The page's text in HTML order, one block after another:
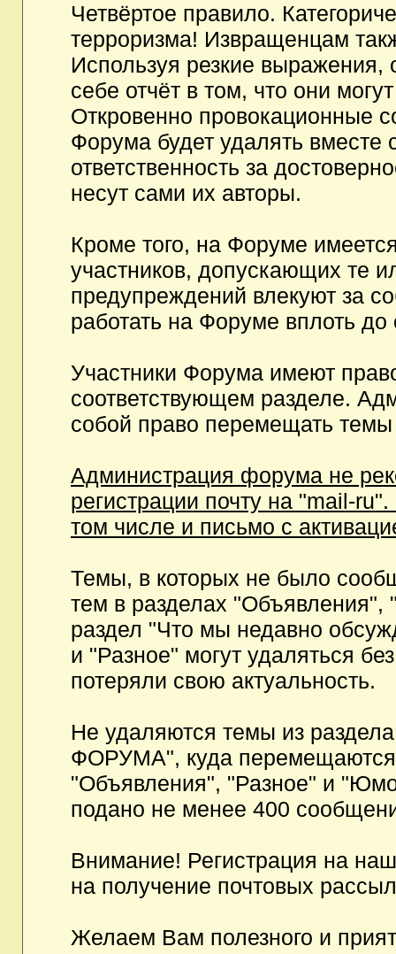
Четвёртое правило.
терроризма! Извращенцам
Используя резкие выражения,
себе отчёт в том, что они
Откровенно провокационные
Форума будет удалять вместе
ответственность за
несут сами их авторы.
Кроме того, на Форуме
участников, допускающих те
предупреждений влекуют за
работать на Форуме вплоть
Участники Форума имеют
соответствующем разделе.
собой право перемещать темы
Администрация форума не
регистрации почту на "mail-
том числе и письмо с
Темы, в которых не было
тем в разделах
раздел "Что мы недавно
и "Разное" могут удаляться
потеряли свою актуальность.
Не удаляются темы из
ФОРУМА", куда перемещаются
"Объявления", "Разное" и
подано не менее 400
Внимание! Регистрация на
на получение почтовых
Желаем Вам полезного и